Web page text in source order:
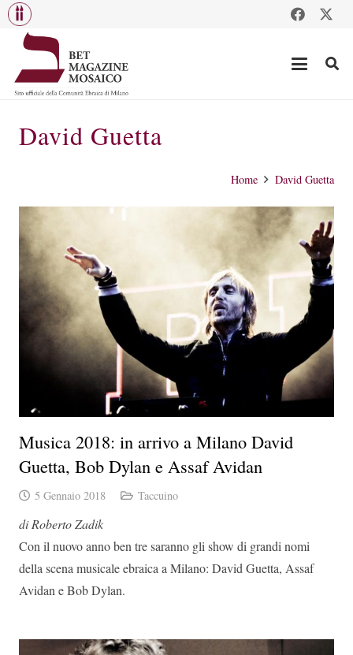
David Guetta
Home David Guetta
Musica 2018: in arrivo a Milano David
Guetta, Bob Dylan e Assaf Avidan
5 Gennaio 2018 Taccuino
di Roberto Zadik
Con il nuovo anno ben tre saranno gli show di grandi nomi
della scena musicale ebraica a Milano: David Guetta, Assaf
Avidan e Bob Dylan.